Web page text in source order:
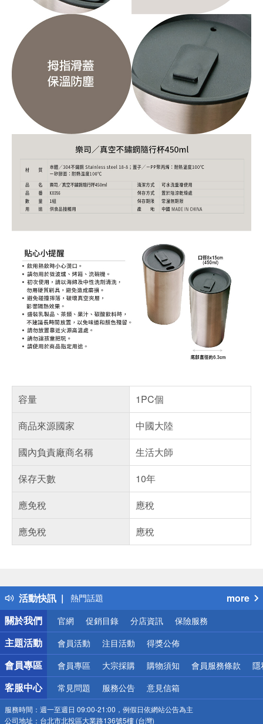
容量
1PC個
商品來源國家
中國大陸
國內負責廠商名稱
生活大師
保存天數
10年
應免稅
應稅
應免稅
應稅
活動快訊
得獎公告
熱門話題
銀行優惠
偏遠地區配送
詐騙網頁！請小心！
more
關於我們
官網 促銷目錄 分店資訊 保險服務
主題活動 會員活動 注目活動 得獎公佈
會員專區 會員專區 大宗採購 購物須知 會員服務條款 隱
客服中心 常見問題 服務公告 意見信箱
服務時間： 週一至週日 09:00-21:00，例假日依網站公告為主
公司地址： 台北市北投區大業路136號5樓 (台灣)